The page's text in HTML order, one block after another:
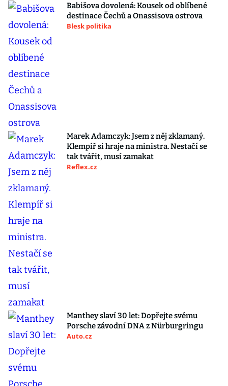
Babišova dovolená: Kousek od oblíbené
destinace Čechů a Onassisova ostrova
Blesk politika
Marek Adamczyk: Jsem z něj zklamaný.
Klempíř si hraje na ministra. Nestačí se
tak tvářit, musí zamakat
Reflex.cz
Manthey slaví 30 let: Dopřejte svému
Porsche závodní DNA z Nürburgringu
Auto.cz